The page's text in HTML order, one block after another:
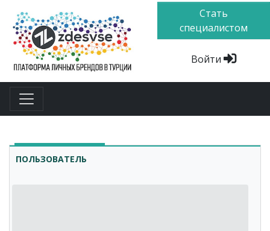
Стать
специалистом
Войти
ПОЛЬЗОВАТЕЛЬ